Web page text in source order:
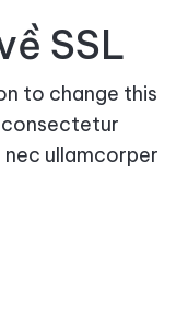
SSL
to change this
ullamcorper